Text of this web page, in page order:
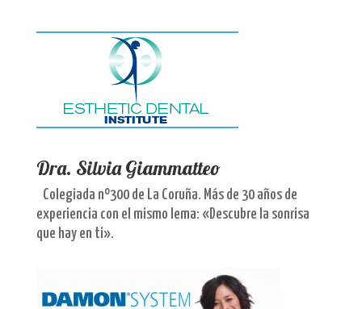
Dra. Silvia Giammatteo
Colegiada nº300 de La Coruña. Más de 30 años de
experiencia con el mismo lema: «Descubre la sonrisa
que hay en ti».